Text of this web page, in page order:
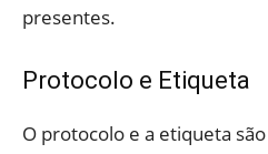
presentes.
Protocolo e Etiqueta
O protocolo e a etiqueta